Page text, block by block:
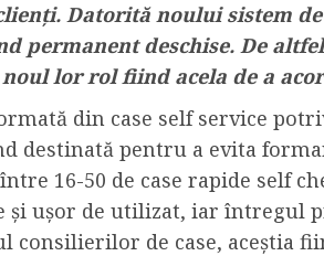
Datorită noului sistem
permanent deschise. De
lor rol fiind acela de a
din case self service
pentru a evita
16-50 de case rapide self
ușor de utilizat, iar întregul
de case, aceștia